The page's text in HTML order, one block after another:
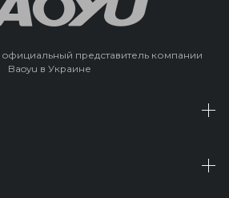
представитель компании
Baoyu в Украине